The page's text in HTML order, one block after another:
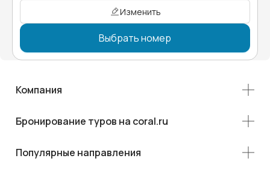
Изменить
Выбрать номер
Компания
Бронирование туров на coral.ru
Популярные направления